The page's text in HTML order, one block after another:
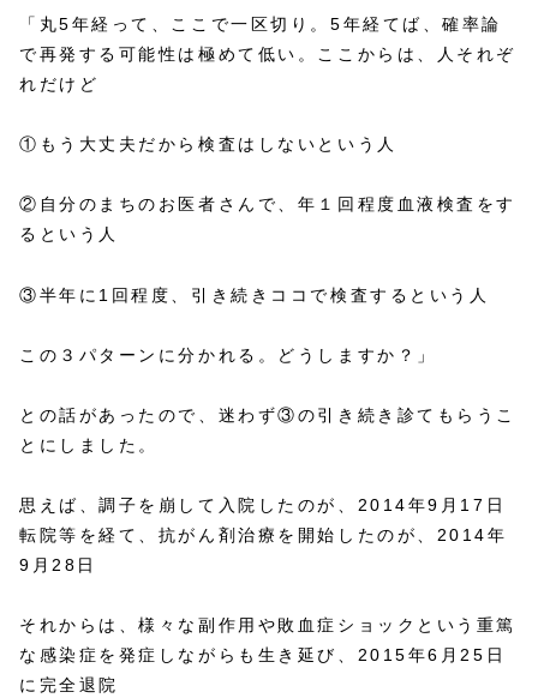
「丸5年経って、ここで一区切り。5年経てば、確率論
で再発する可能性は極めて低い。ここからは、人それぞ
れだけど
①もう大丈夫だから検査はしないという人
②自分のまちのお医者さんで、年１回程度血液検査をす
るという人
③半年に1回程度、引き続きココで検査するという人
この３パターンに分かれる。どうしますか？」
との話があったので、迷わず③の引き続き診てもらうこ
とにしました。
思えば、調子を崩して入院したのが、2014年9月17日
転院等を経て、抗がん剤治療を開始したのが、2014年
9月28日
それからは、様々な副作用や敗血症ショックという重篤
な感染症を発症しながらも生き延び、2015年6月25日
に完全退院